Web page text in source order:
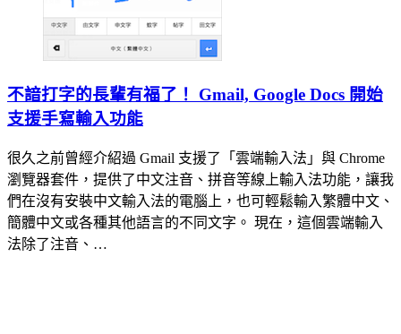
不諳打字的長輩有福了！ Gmail, Google Docs 開始
支援手寫輸入功能
很久之前曾經介紹過 Gmail 支援了「雲端輸入法」與 Chrome
瀏覽器套件，提供了中文注音、拼音等線上輸入法功能，讓我
們在沒有安裝中文輸入法的電腦上，也可輕鬆輸入繁體中文、
簡體中文或各種其他語言的不同文字。 現在，這個雲端輸入
法除了注音、…